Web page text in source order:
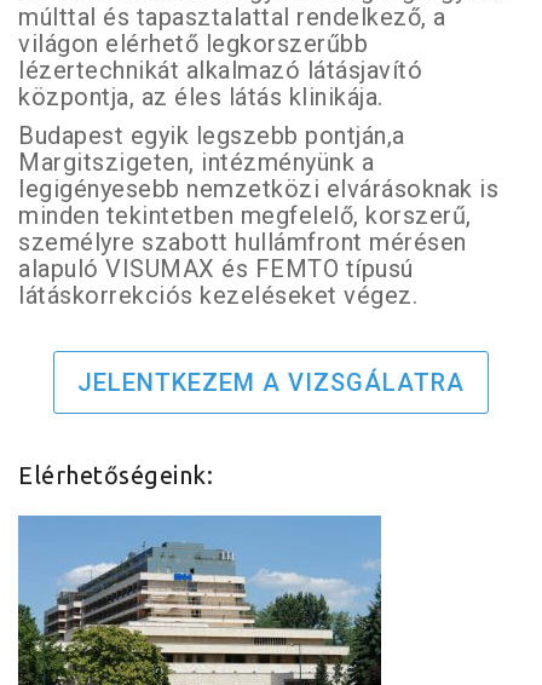
múlttal és tapasztalattal rendelkező, a
világon elérhető legkorszerűbb
lézertechnikát alkalmazó látásjavító
központja, az éles látás klinikája.
Budapest egyik legszebb pontján,a
Margitszigeten, intézményünk a
legigényesebb nemzetközi elvárásoknak is
minden tekintetben megfelelő, korszerű,
személyre szabott hullámfront mérésen
alapuló VISUMAX és FEMTO típusú
látáskorrekciós kezeléseket végez.
JELENTKEZEM A VIZSGÁLATRA
Elérhetőségeink: